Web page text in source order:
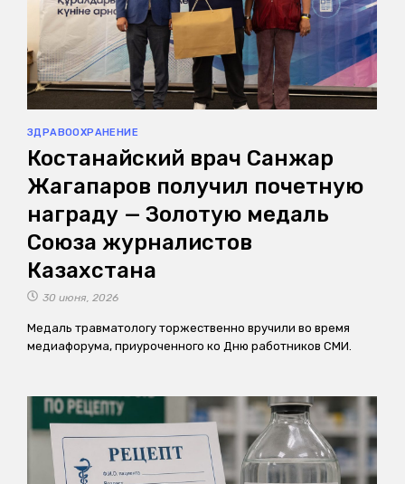
ЗДРАВООХРАНЕНИЕ
Костанайский врач Санжар
Жагапаров получил почетную
награду — Золотую медаль
Союза журналистов
Казахстана
30 июня, 2026
Медаль травматологу торжественно вручили во время
медиафорума, приуроченного ко Дню работников СМИ.